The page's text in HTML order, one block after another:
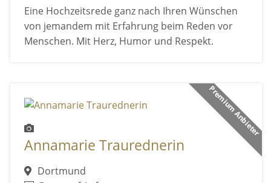
Eine Hochzeitsrede ganz nach Ihren Wünschen
von jemandem mit Erfahrung beim Reden vor
Menschen. Mit Herz, Humor und Respekt.
Premium Anbieter
Annamarie Traurednerin
Dortmund